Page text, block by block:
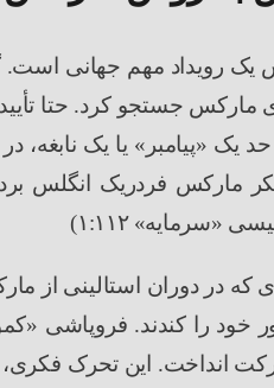
رویداد مهم جهانی است.
مارکس جستجو کرد. حتا
حد یک «پیامبر » یا یک
مارکس فردریک انگلس
«سرمایه» ۱:۱۱۲ )
ای که در دوران استالینی از
خود را کندند. فروپاشی «
انداخت. این تحرک فکری،